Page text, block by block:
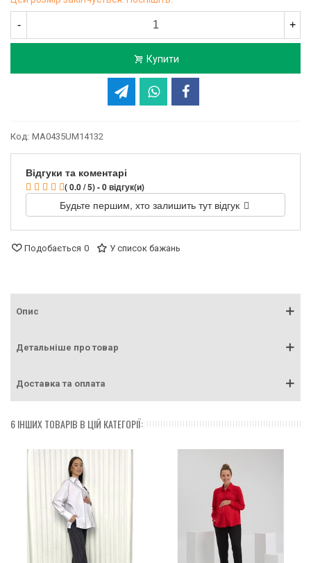
- +
Купити
Код: MA0435UM14132
Відгуки та коментарі
( 0.0 / 5) - 0 відгук(и)
Будьте першим, хто залишить тут відгук
Подобається 0 У список бажань
Опис
Детальніше про товар
Доставка та оплата
6 ІНШИХ ТОВАРІВ В ЦІЙ КАТЕГОРІЇ: